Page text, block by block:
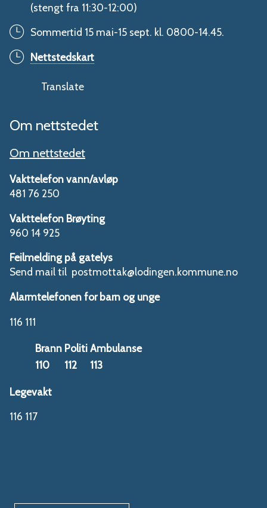
(stengt fra 11:30-12:00)
Sommertid 15 mai-15 sept. kl. 0800-14.45.
Nettstedskart
Translate
Om nettstedet
Om nettstedet
Vakttelefon vann/avløp
481 76 250
Vakttelefon Brøyting
960 14 925
Feilmelding på gatelys
Send mail til postmottak@lodingen.kommune.no
Alarmtelefonen for barn og unge
116 111
Brann PolitiAmbulanse
110
112 113
Legevakt
116 117